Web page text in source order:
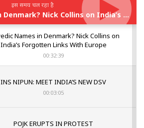
इस समय चल रहा है
Rigvedic Names in Denmark? Nick Collins on India’s Forgotten Links With Europe
Names in Denmark? Nick Collins on
India’s Forgotten Links With Europe
00:32:39
INS NIPUN: MEET INDIA’S NEW DSV
00:03:05
POJK ERUPTS IN PROTEST